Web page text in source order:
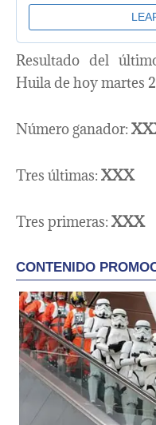
Resultado del
Huila de hoy martes
Número ganador:
Tres últimas: XXX
Tres primeras: XXX